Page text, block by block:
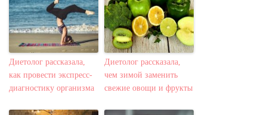
Диетолог рассказала,
как провести экспресс-
диагностику организма
Диетолог рассказала,
чем зимой заменить
свежие овощи и фрукты